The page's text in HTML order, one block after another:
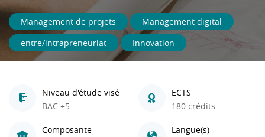
Management de projets
Management digital
entre/intrapreneuriat
Innovation
Niveau d'étude visé
BAC +5
ECTS
180 crédits
Composante
Langue(s)